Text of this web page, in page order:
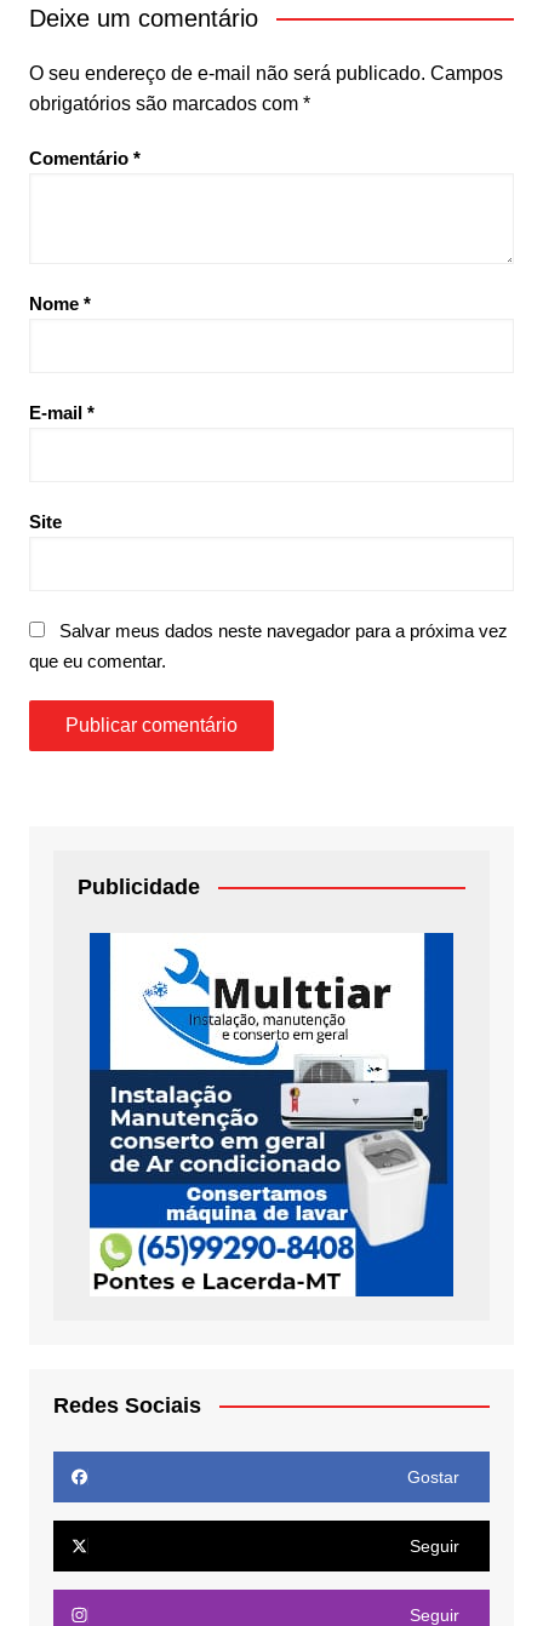
Deixe um comentário
O seu endereço de e-mail não será publicado. Campos
obrigatórios são marcados com *
Comentário *
Nome *
E-mail *
Site
Salvar meus dados neste navegador para a próxima vez
que eu comentar.
Publicidade
Redes Sociais
Gostar
Seguir
Seguir